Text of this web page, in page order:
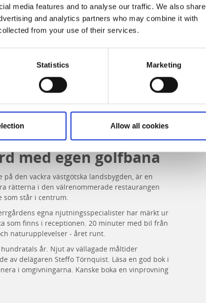
media features and to analyse our traffic. We also share
and analytics partners who may combine it with
from your use of their services.
Statistics Marketing
Allow all cookies
med egen golfbana
den vackra västgötska landsbygden, är en
rätterna i den välrenommerade restaurangen
som står i centrum.
egna njutningsspecialister har märkt ur
som finns i receptionen. 20 minuter med bil från
naturupplevelser - året runt.
år. Njut av vällagade måltider
av delägaren Steffo Törnquist. Läsa en god bok i
i omgivningarna. Kanske boka en vinprovning